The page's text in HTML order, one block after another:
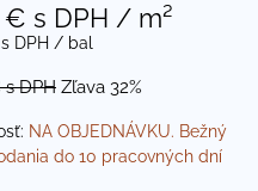
€ s DPH / m²
s DPH / bal
s DPH Zľava 32%
NA OBJEDNÁVKU. Bežný
do 10 pracovných dní